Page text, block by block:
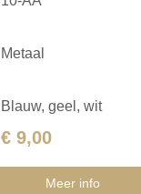
Metaal
Blauw, geel, wit
€ 9,00
Meer info